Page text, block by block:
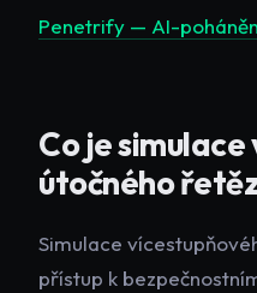
Penetrify — AI-
Co je
útočného
Simulace
přístup k